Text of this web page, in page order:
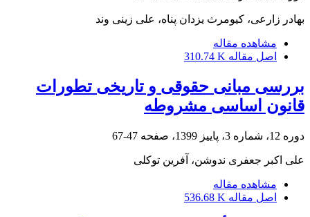
بهادر زارعی، کیومرث یزدان پناه، علی زینی وند
مشاهده مقاله
اصل مقاله 310.74 K
بررسی مبانی حقوقی و تاریخی تطورات
قانون اساسی مشروطه
دوره 12، شماره 3، پاییز 1399، صفحه 47-67
علی اکبر جعفری ندوشن، آفرین توکلی
مشاهده مقاله
اصل مقاله 536.68 K